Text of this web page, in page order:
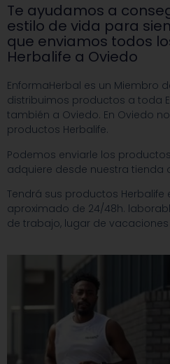
Te ayudamos a
estilo de vida para
que enviamos todos
Herbalife a Oviedo
EnformaHerbal es un Miembro
distribuimos productos a toda
también a Oviedo. En Oviedo
productos Herbalife.
Podemos enviarle los
adquiere desde nuestra tienda
Tendrá sus productos Herbalife
aproximado de 24/48h.
de trabajo, lugar de